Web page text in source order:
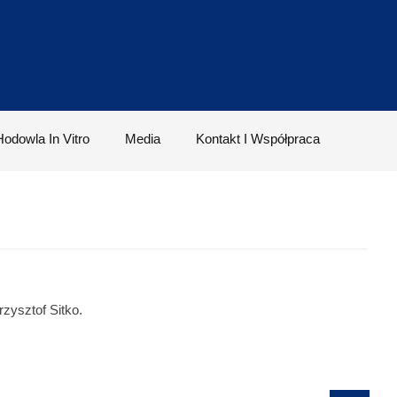
In Vitro Media Kontakt I Współpraca
Sitko.